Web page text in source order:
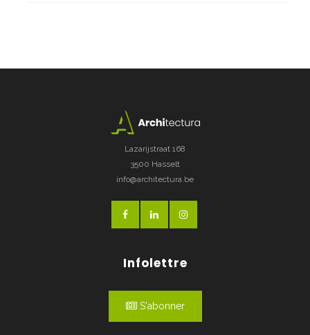
Lazarijstraat 168
3500 Hasselt
info@architectura.be
Infolettre
S'abonner